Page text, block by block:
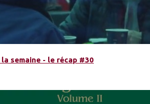
semaine - le récap #30